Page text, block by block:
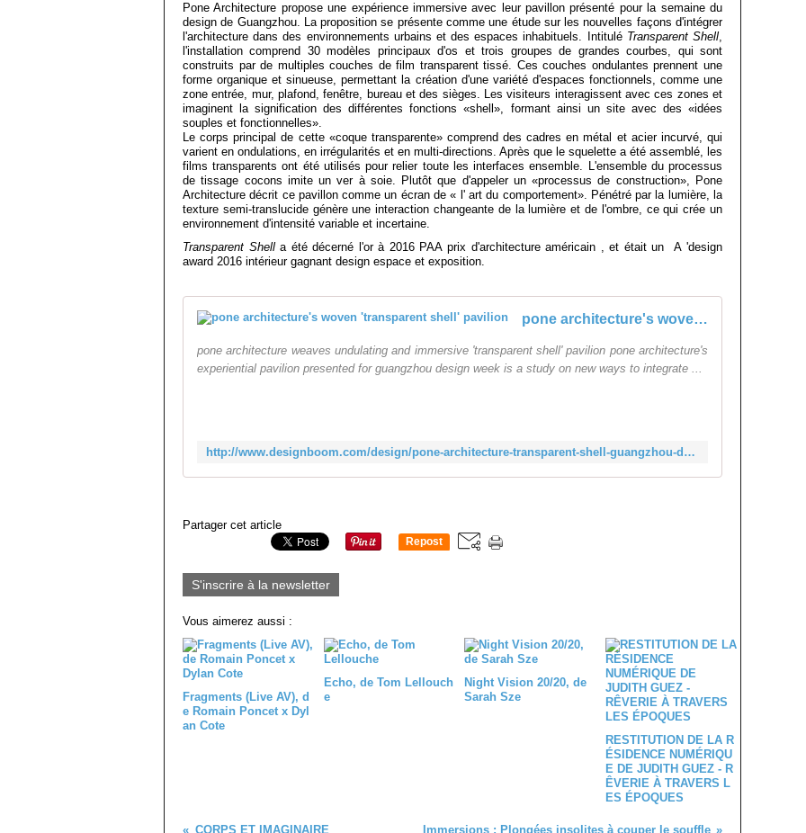
Pone Architecture propose une expérience immersive avec leur pavillon présenté pour la semaine du
design de Guangzhou. La proposition se présente comme une étude sur les nouvelles façons d'intégrer
l'architecture dans des environnements urbains et des espaces inhabituels. Intitulé Transparent Shell,
l'installation comprend 30 modèles principaux d'os et trois groupes de grandes courbes, qui sont
construits par de multiples couches de film transparent tissé. Ces couches ondulantes prennent une
forme organique et sinueuse, permettant la création d'une variété d'espaces fonctionnels, comme une
zone entrée, mur, plafond, fenêtre, bureau et des sièges. Les visiteurs interagissent avec ces zones et
imaginent la signification des différentes fonctions «shell», formant ainsi un site avec des «idées
souples et fonctionnelles».
Le corps principal de cette «coque transparente» comprend des cadres en métal et acier incurvé, qui
varient en ondulations, en irrégularités et en multi-directions. Après que le squelette a été assemblé, les
films transparents ont été utilisés pour relier toute les interfaces ensemble. L'ensemble du processus
de tissage cocons imite un ver à soie. Plutôt que d'appeler un «processus de construction», Pone
Architecture décrit ce pavillon comme un écran de « l' art du comportement». Pénétré par la lumière, la
texture semi-translucide génère une interaction changeante de la lumière et de l'ombre, ce qui crée un
environnement d'intensité variable et incertaine.
Transparent Shella été décerné l'or à 2016 PAA prix d'architecture américain , et était un A 'design
award 2016 intérieur gagnant design espace et exposition.
pone architecture's woven 'transparent shell' pavilion
pone architecture weaves undulating and immersive 'transparent shell' pavilion pone architecture's
experiential pavilion presented for guangzhou design week is a study on new ways to integrate ...
http://www.designboom.com/design/pone-architecture-transparent-shell-guangzhou-design-week-12-14-2016/
Partager cet article
Repost
S'inscrire à la newsletter
Vous aimerez aussi :
Fragments (Live AV), d
e Romain Poncet x Dyl
an Cote
Echo, de Tom Lellouch
e
Night Vision 20/20, de
Sarah Sze
RESTITUTION DE LA R
ÉSIDENCE NUMÉRIQU
E DE JUDITH GUEZ - R
ÊVERIE À TRAVERS L
ES ÉPOQUES
CORPS ET IMAGINAIRE Immersions : Plongées insolites à couper le souffle